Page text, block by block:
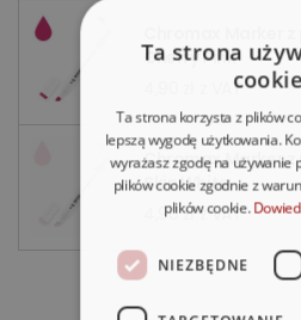
Chromax Marker
Cherry Pink
4,90 zł z VAT
Chromax Marker
Skin White
4,90 zł z VAT
Ta strona
Ta strona korzysta z plików
lepszą wygodę użytkowania.
wyrażasz zgodę na używanie
plików cookie zgodnie z
plików cookie.
NIEZBĘDNE